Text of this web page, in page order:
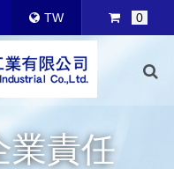
0
TW
業責任